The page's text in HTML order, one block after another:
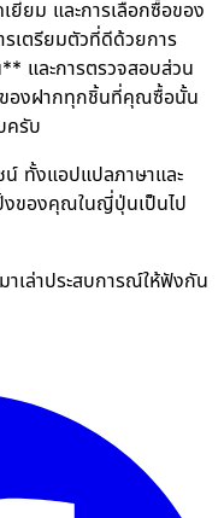
ยม และการเลือกซื้อของ
เตรียมตัวที่ดีด้วยการ
และการตรวจสอบส่วน
ของฝากทุกชิ้นที่คุณซื้อนั้น
ครับ
น์ ทั้งแอปแปลภาษาและ
งของคุณในญี่ปุ่นเป็นไป
เล่าประสบการณ์ให้ฟังกัน